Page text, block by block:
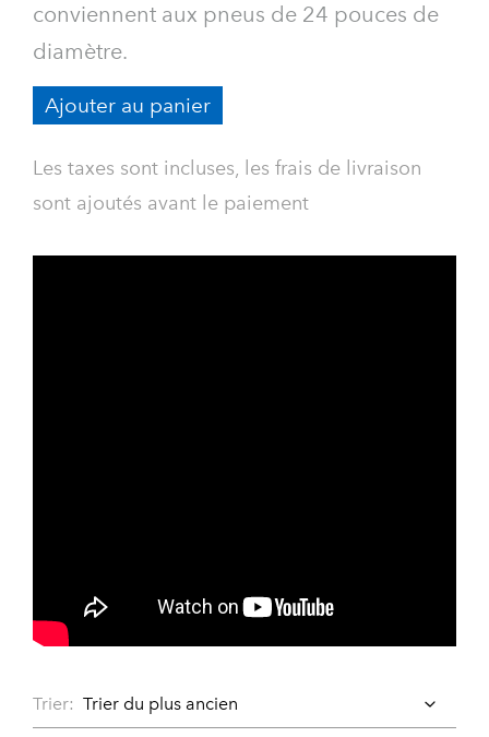
conviennent aux pneus de 24 pouces de
diamètre.
Ajouter au panier
Les taxes sont incluses, les frais de livraison
sont ajoutés avant le paiement
Trier: